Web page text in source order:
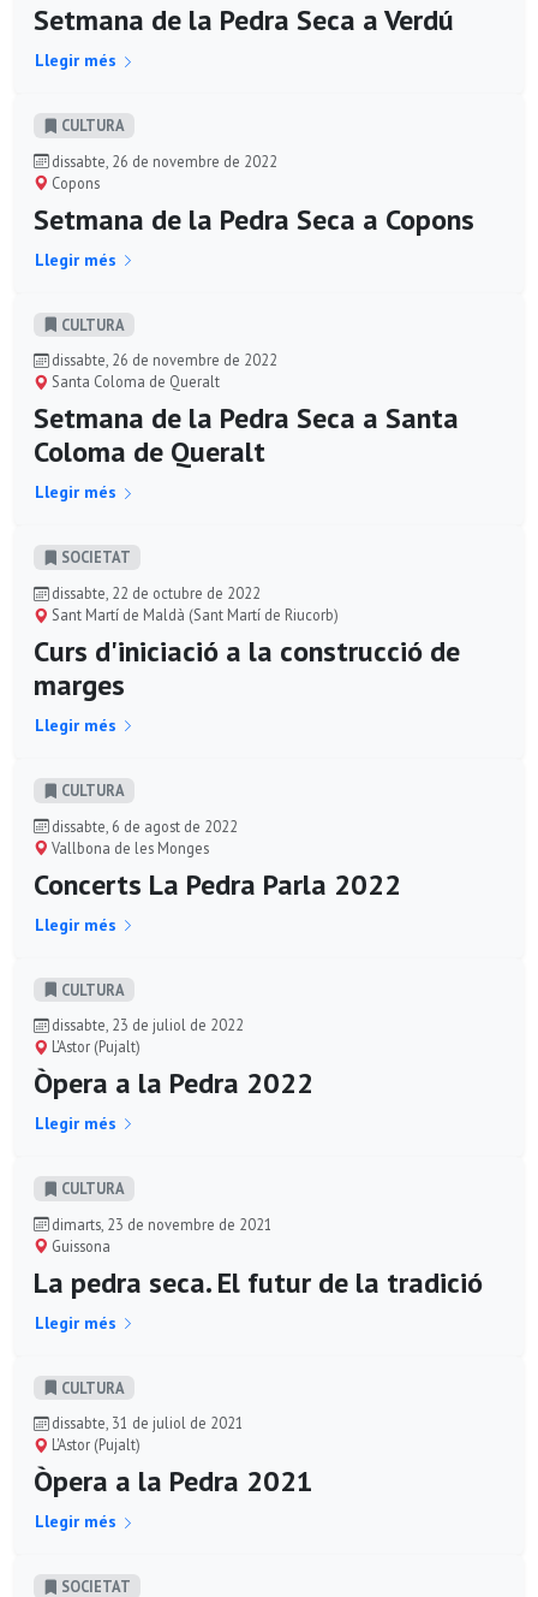
Setmana de la Pedra Seca a Verdú
Llegir més
CULTURA
dissabte, 26 de novembre de 2022
Copons
Setmana de la Pedra Seca a Copons
Llegir més
CULTURA
dissabte, 26 de novembre de 2022
Santa Coloma de Queralt
Setmana de la Pedra Seca a Santa
Coloma de Queralt
Llegir més
SOCIETAT
dissabte, 22 de octubre de 2022
Sant Martí de Maldà (Sant Martí de Riucorb)
Curs d'iniciació a la construcció de
marges
Llegir més
CULTURA
dissabte, 6 de agost de 2022
Vallbona de les Monges
Concerts La Pedra Parla 2022
Llegir més
CULTURA
dissabte, 23 de juliol de 2022
L'Astor (Pujalt)
Òpera a la Pedra 2022
Llegir més
CULTURA
dimarts, 23 de novembre de 2021
Guissona
La pedra seca. El futur de la tradició
Llegir més
CULTURA
dissabte, 31 de juliol de 2021
L'Astor (Pujalt)
Òpera a la Pedra 2021
Llegir més
SOCIETAT